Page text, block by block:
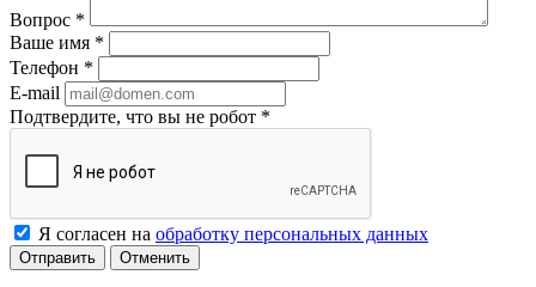
Вопрос *
Ваше имя *
Телефон *
E-mail
Подтвердите, что вы не робот *
Я согласен на обработку персональных данных
Отменить